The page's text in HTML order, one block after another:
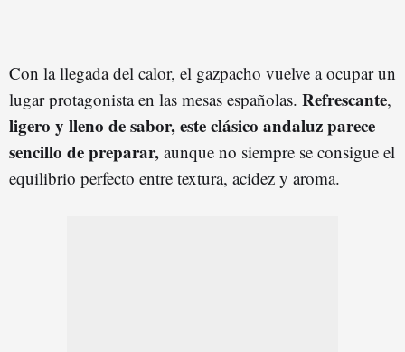
Con la llegada del calor, el gazpacho vuelve a ocupar un
lugar protagonista en las mesas españolas. Refrescante,
ligero y lleno de sabor, este clásico andaluz parece
sencillo de preparar, aunque no siempre se consigue el
equilibrio perfecto entre textura, acidez y aroma.